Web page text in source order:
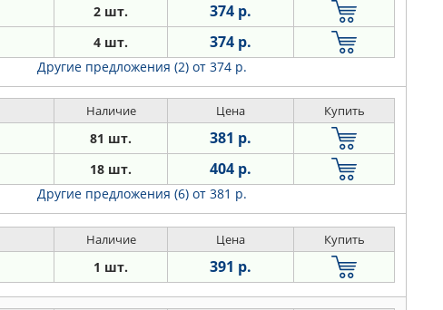
2 шт. 374 р.
4 шт. 374 р.
Другие предложения (2) от 374 р.
Наличие Цена Купить
81 шт. 381 р.
18 шт. 404 р.
Другие предложения (6) от 381 р.
Наличие Цена Купить
1 шт. 391 р.